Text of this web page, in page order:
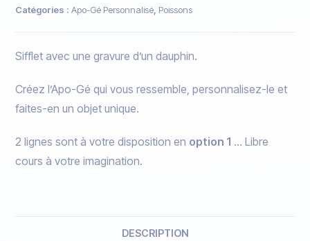
Catégories :Apo-Gé Personnalisé Poissons
Sifflet avec une gravure d’un dauphin.
Créez l’Apo-Gé qui vous ressemble, personnalisez-le et
faites-en un objet unique.
2 lignes sont à votre disposition en option 1 … Libre
cours à votre imagination.
DESCRIPTION